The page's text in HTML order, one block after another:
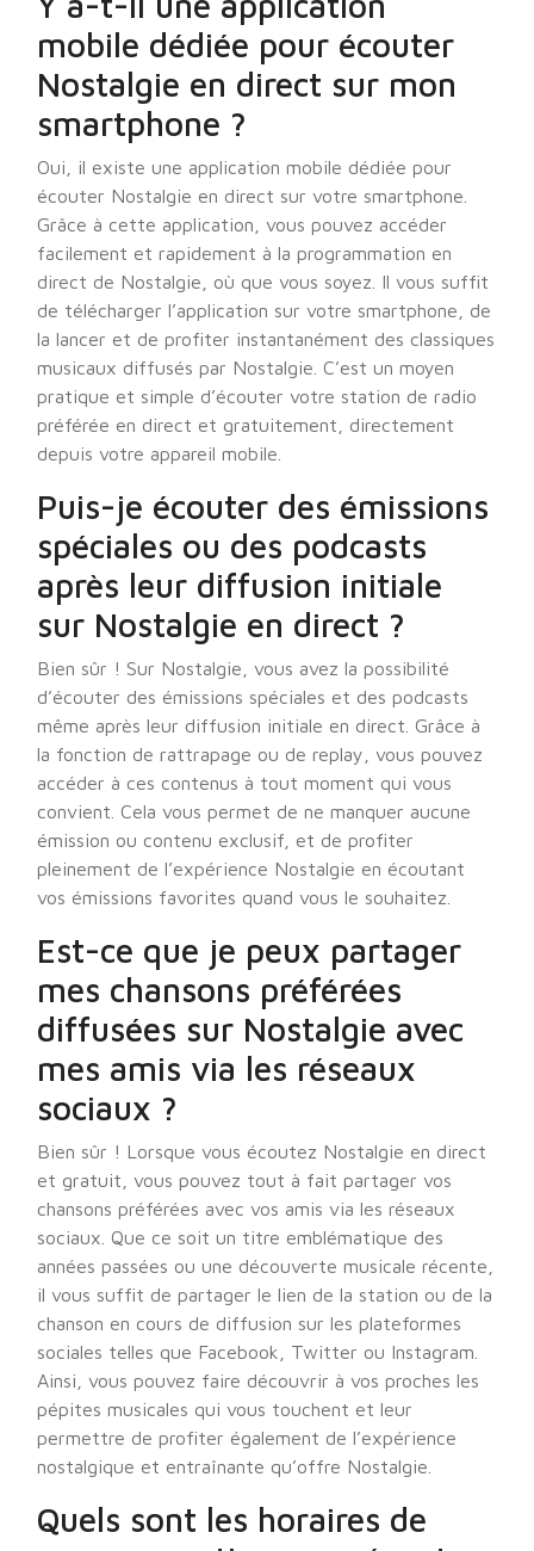
mobile dédiée pour écouter
Nostalgie en direct sur mon
smartphone ?
Oui, il existe une application mobile dédiée pour
écouter Nostalgie en direct sur votre smartphone.
Grâce à cette application, vous pouvez accéder
facilement et rapidement à la programmation en
direct de Nostalgie, où que vous soyez. Il vous suffit
de télécharger l’application sur votre smartphone, de
la lancer et de profiter instantanément des classiques
musicaux diffusés par Nostalgie. C’est un moyen
pratique et simple d’écouter votre station de radio
préférée en direct et gratuitement, directement
depuis votre appareil mobile.
Puis-je écouter des émissions
spéciales ou des podcasts
après leur diffusion initiale
sur Nostalgie en direct ?
Bien sûr ! Sur Nostalgie, vous avez la possibilité
d’écouter des émissions spéciales et des podcasts
même après leur diffusion initiale en direct. Grâce à
la fonction de rattrapage ou de replay, vous pouvez
accéder à ces contenus à tout moment qui vous
convient. Cela vous permet de ne manquer aucune
émission ou contenu exclusif, et de profiter
pleinement de l’expérience Nostalgie en écoutant
vos émissions favorites quand vous le souhaitez.
Est-ce que je peux partager
mes chansons préférées
diffusées sur Nostalgie avec
mes amis via les réseaux
sociaux ?
Bien sûr ! Lorsque vous écoutez Nostalgie en direct
et gratuit, vous pouvez tout à fait partager vos
chansons préférées avec vos amis via les réseaux
sociaux. Que ce soit un titre emblématique des
années passées ou une découverte musicale récente,
il vous suffit de partager le lien de la station ou de la
chanson en cours de diffusion sur les plateformes
sociales telles que Facebook, Twitter ou Instagram.
Ainsi, vous pouvez faire découvrir à vos proches les
pépites musicales qui vous touchent et leur
permettre de profiter également de l’expérience
nostalgique et entraînante qu’offre Nostalgie.
Quels sont les horaires de